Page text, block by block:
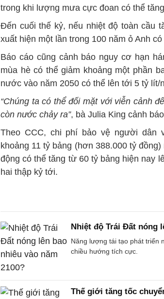
trong khi lượng mưa cực đoan có thể
Đến cuối thế kỷ, nếu nhiệt độ toàn cầu
xuất hiện một lần trong 100 năm ỏ Anh
Báo cáo cũng cảnh báo nguy cơ hạn
mùa hè có thể giảm khoảng một phần
nước vào năm 2050 có thể lên tới 5 tỷ lít/
“Chúng ta có thể đối mặt với viễn cảnh
còn nước chảy ra”, bà Julia King cảnh
Theo CCC, chi phí bảo vệ người dân
khoảng 11 tỷ bảng (hơn 388.000 tỷ
động có thể tăng từ 60 tỷ bảng hiện nay
hai thập kỷ tới.
Nhiệt độ Trái Đất nóng
Năng lượng tái tạo phát triển
chiều hướng tích cực.
Thế giới tăng tốc